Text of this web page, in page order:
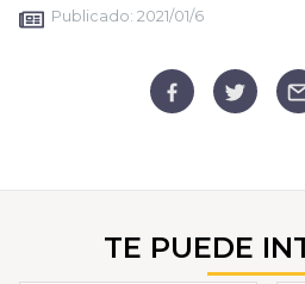
Publicado: 2021/01/6
TE PUEDE